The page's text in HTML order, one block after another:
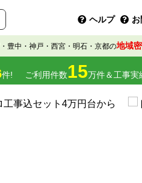
ヘルプ
豊中・神戸・西宮・明石・京都の地域
件! ご利用件数15万件＆工事実